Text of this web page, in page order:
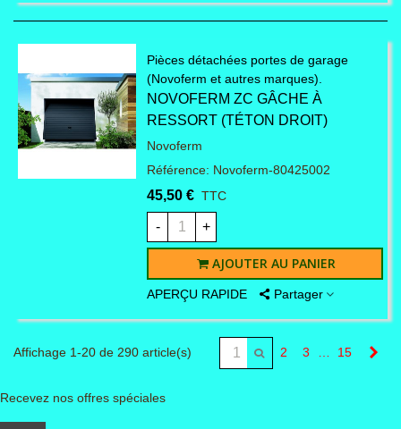
Pièces détachées portes de garage
(Novoferm et autres marques).
NOVOFERM ZC GÂCHE À
RESSORT (TÉTON DROIT)
Novoferm
Référence: Novoferm-80425002
45,50 € TTC
- +
AJOUTER AU PANIER
APERÇU RAPIDE Partager
Affichage 1-20 de 290 article(s) 2 3 15
Recevez nos offres spéciales